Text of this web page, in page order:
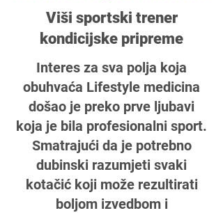
Viši sportski trener
kondicijske pripreme
Interes za sva polja koja
obuhvaća Lifestyle medicina
došao je preko prve ljubavi
koja je bila profesionalni sport.
Smatrajući da je potrebno
dubinski razumjeti svaki
kotačić koji može rezultirati
boljom izvedbom i